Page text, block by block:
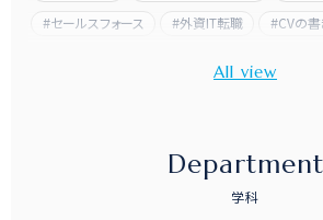
セールスフォース
外資IT転職 CVの
Department
学科